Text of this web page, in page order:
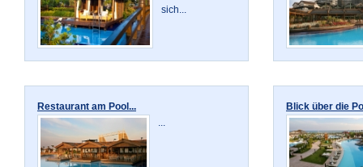
sich...
Restaurant am Pool...
...
Blick über die